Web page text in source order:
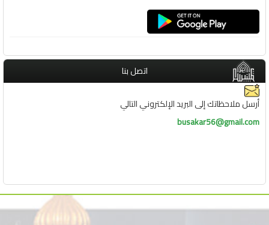
اتصل بنا
أرسل ملاحظاتك إلى البريد الإلكتروني التالي
busakar56@gmail.com